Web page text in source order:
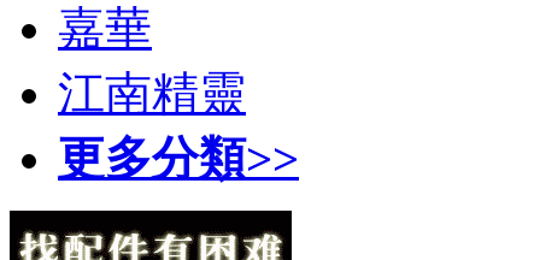
嘉華
江南精靈
更多分類>>